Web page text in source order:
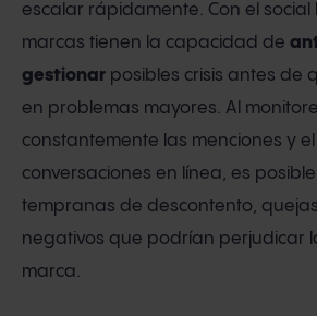
escalar rápidamente. Con el social
marcas tienen la capacidad de
gestionar posibles crisis antes de
en problemas mayores. Al
constantemente las menciones y
conversaciones en línea, es
tempranas de descontento,
negativos que podrían perjudicar
marca.